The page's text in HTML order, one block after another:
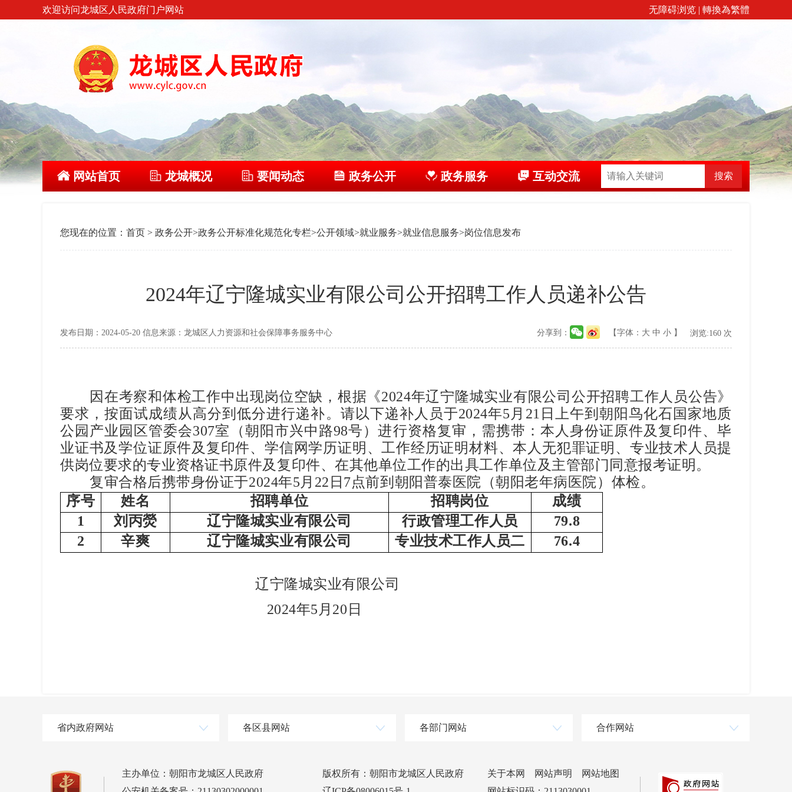
欢迎访问龙城区人民政府门户网站 无障碍浏览 | 轉換為繁體
网站首页 龙城概况 要闻动态 政务公开 政务服务 互动交流 搜索
您现在的位置： 首页 > 政务公开>政务公开标准化规范化专栏>公开领域>就业服务>就业信息服务>岗位信息发布
2024年辽宁隆城实业有限公司公开招聘工作人员递补公告
发布日期：2024-05-20 信息来源：龙城区人力资源和社会保障事务服务中心 【字体： 大 中 小 】 浏览:160 次
分享到：
因在考察和体检工作中出现岗位空缺，根据《2024年辽宁隆城实业有限公司公开招聘工作人员公告》
要求，按面试成绩从高分到低分进行递补。请以下递补人员于2024年5 月 21 日上午到朝阳鸟化石国家地质
公园产业园区管委会307室（朝阳市兴中路98号）进行资格复审，需携带：本人身份证原件及复印件、毕
业证书及学位证原件及复印件、学信网学历证明、工作经历证明材料、本人无犯罪证明、专业技术人员提
供岗位要求的专业资格证书原件及复印件、在其他单位工作的出具工作单位及主管部门同意报考证明。
复审合格后携带身份证于2024年5 月 22 日 7点前到朝阳普泰医院（朝阳老年病医院）体检。
序号
姓名 招聘单位 招聘岗位
成绩
1
刘丙熒 辽宁隆城实业有限公司 行政管理工作人员
79.8
2
辛爽 辽宁隆城实业有限公司 专业技术工作人员二 76.4
辽宁隆城实业有限公司
2024年5 月 20 日
省内政府网站 各区县网站 各部门网站 合作网站
主办单位：朝阳市龙城区人民政府
版权所有：朝阳市龙城区人民政府
关于本网 网站声明
网站地图